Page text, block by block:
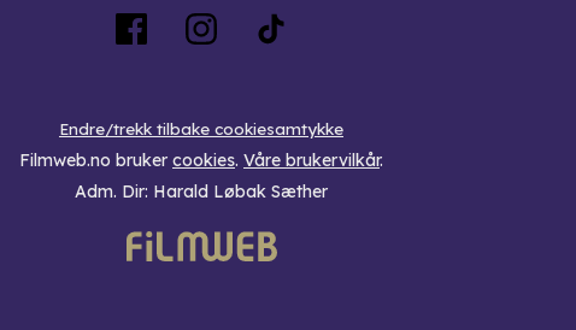
Endre/trekk tilbake cookiesamtykke
Filmweb.no bruker cookies. Våre brukervilkår.
Adm. Dir: Harald Løbak Sæther